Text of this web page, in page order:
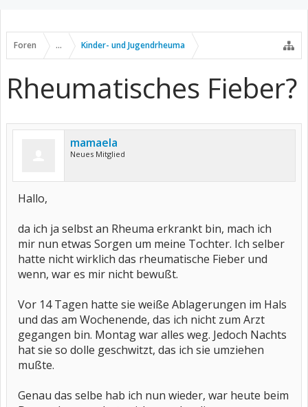
Foren ... Kinder- und Jugendrheuma
Rheumatisches Fieber?
mamaela
Neues Mitglied
Hallo,
da ich ja selbst an Rheuma erkrankt bin, mach ich
mir nun etwas Sorgen um meine Tochter. Ich selber
hatte nicht wirklich das rheumatische Fieber und
wenn, war es mir nicht bewußt.
Vor 14 Tagen hatte sie weiße Ablagerungen im Hals
und das am Wochenende, das ich nicht zum Arzt
gegangen bin. Montag war alles weg. Jedoch Nachts
hat sie so dolle geschwitzt, das ich sie umziehen
mußte.
Genau das selbe hab ich nun wieder, war heute beim